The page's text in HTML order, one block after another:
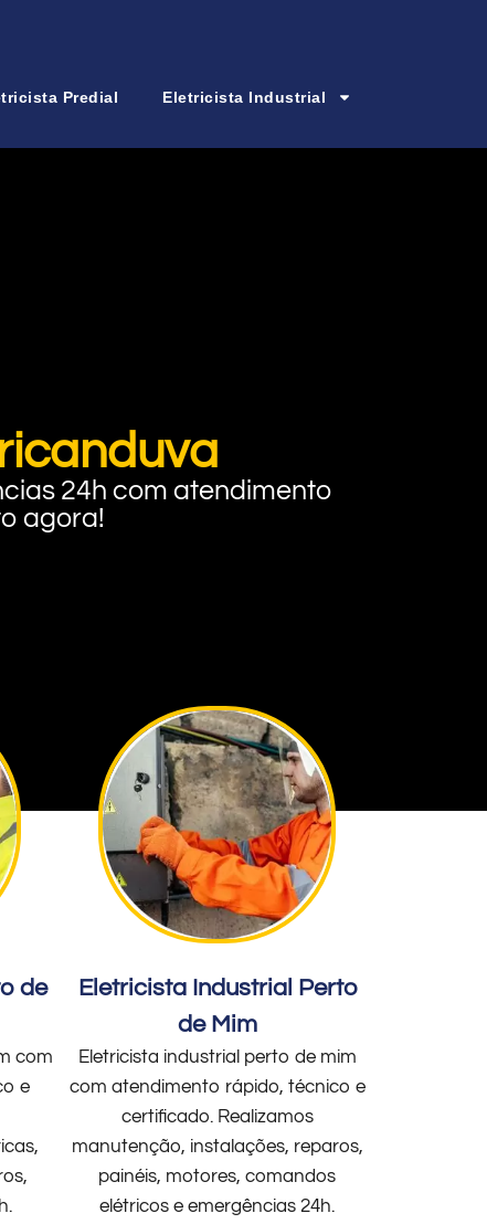
Predial Eletricista Industrial
24h com atendimento
agora!
de
com
e
Eletricista Industrial Perto
de Mim
Eletricista industrial perto de mim
com atendimento rápido, técnico e
certificado. Realizamos
manutenção, instalações, reparos,
painéis, motores, comandos
elétricos e emergências 24h.